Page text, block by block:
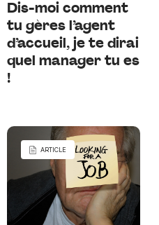
Dis-moi comment
tu gères l’agent
d’accueil, je te dirai
quel manager tu es
!
ARTICLE